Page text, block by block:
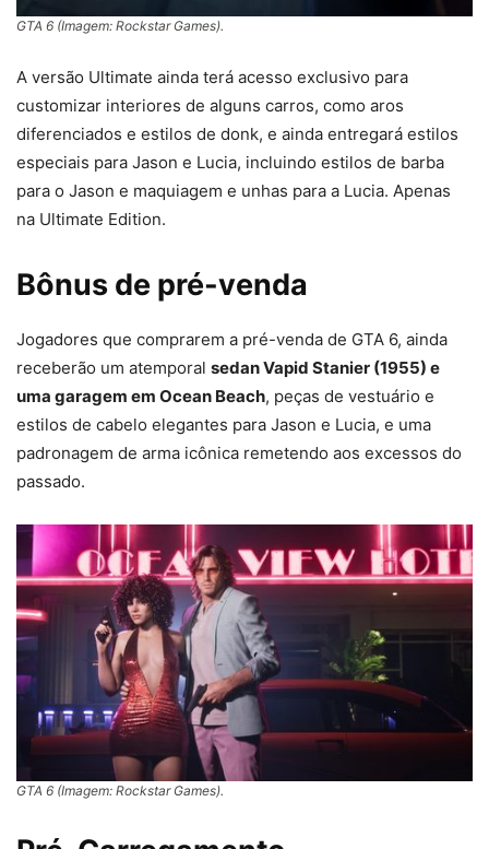
GTA 6 (Imagem: Rockstar Games).
A versão Ultimate ainda terá acesso exclusivo para
customizar interiores de alguns carros, como aros
diferenciados e estilos de donk, e ainda entregará estilos
especiais para Jason e Lucia, incluindo estilos de barba
para o Jason e maquiagem e unhas para a Lucia. Apenas
na Ultimate Edition.
Bônus de pré-venda
Jogadores que comprarem a pré-venda de GTA 6, ainda
receberão um atemporal sedan Vapid Stanier (1955) e
uma garagem em Ocean Beach, peças de vestuário e
estilos de cabelo elegantes para Jason e Lucia, e uma
padronagem de arma icônica remetendo aos excessos do
passado.
GTA 6 (Imagem: Rockstar Games).